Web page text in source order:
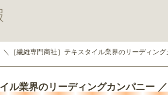
［繊維専門商社］テキスタイル業界のリーディン
ル業界のリーディングカンパニー